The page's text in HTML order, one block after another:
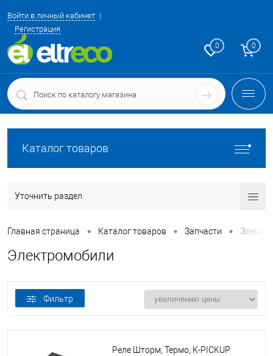
Войти в личный кабинет
Регистрация
0 0
Каталог товаров
Уточнить раздел
Главная страница • Каталог товаров • Запчасти •
Электромобили
Фильтр
Реле Шторм, Термо, K-PICKUP